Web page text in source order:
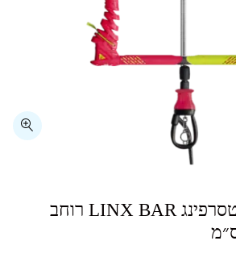
⁦F-One⁩ באר קייטסרפינג ⁦LINX BAR⁩ רוחב